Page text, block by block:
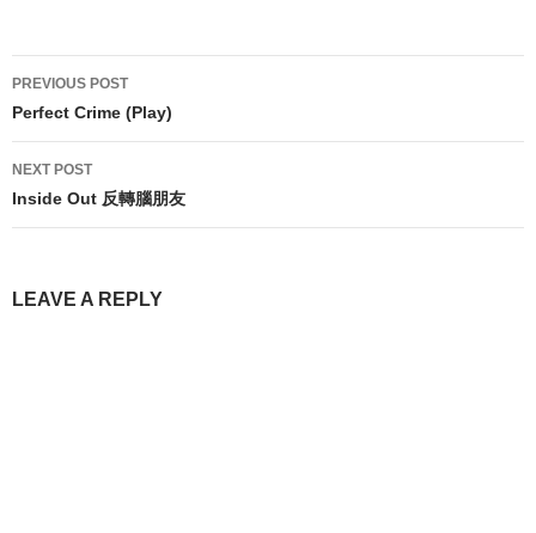
Post
navigation
PREVIOUS POST
Perfect Crime (Play)
NEXT POST
Inside Out 反轉腦朋友
LEAVE A REPLY